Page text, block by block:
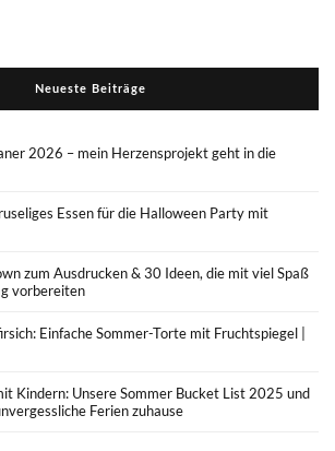
Neueste Beiträge
2026 – mein Herzensprojekt geht in die
Essen für die Halloween Party mit
zum Ausdrucken & 30 Ideen, die mit viel Spaß
vorbereiten
Einfache Sommer-Torte mit Fruchtspiegel |
Kindern: Unsere Sommer Bucket List 2025 und
Ferien zuhause